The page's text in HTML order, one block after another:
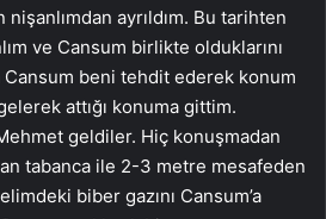
ayrıldım. Bu tarihten
ve Cansum birlikte olduklarını
Cansum beni tehdit ederek konum
attığı konuma gittim.
geldiler. Hiç konuşmadan
tabanca ile 2-3 metre mesafeden
biber gazını Cansum’a